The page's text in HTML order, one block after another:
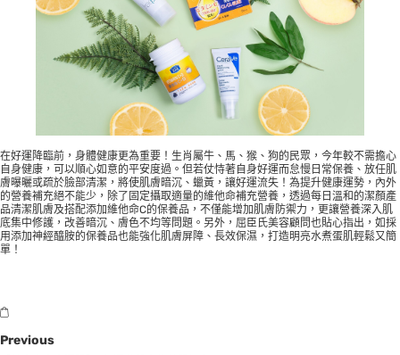
在好運降臨前，身體健康更為重要！生肖屬牛、馬、猴、狗的民眾，今年較不需擔心
自身健康，可以順心如意的平安度過。但若仗恃著自身好運而怠慢日常保養、放任肌
膚曝曬或疏於臉部清潔，將使肌膚暗沉、蠟黃，讓好運流失！為提升健康運勢，內外
的營養補充絕不能少，除了固定攝取適量的維他命補充營養，透過每日溫和的潔顏產
品清潔肌膚及搭配添加維他命C的保養品，不僅能增加肌膚防禦力，更讓營養深入肌
底集中修護，改善暗沉、膚色不均等問題。另外，屈臣氏美容顧問也貼心指出，如採
用添加神經醯胺的保養品也能強化肌膚屏障、長效保濕，打造明亮水煮蛋肌輕鬆又簡
單！
Previous